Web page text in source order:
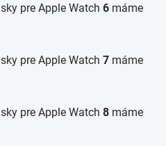
pre Apple Watch 6 máme
pre Apple Watch 7 máme
pre Apple Watch 8 máme